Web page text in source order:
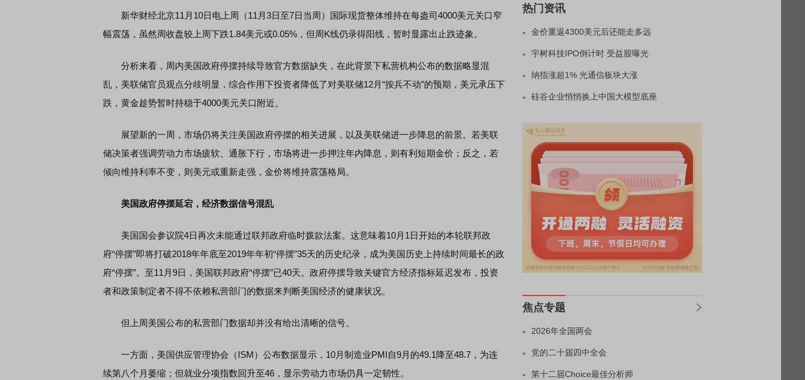
新华财经北京11月10日电上周（11月3日至7日当周）国际现货整体维持在每盎司4000美元关口窄
幅震荡，虽然周收盘较上周下跌1.84美元或0.05%，但周K线仍录得阳线，暂时显露出止跌迹象。
分析来看，周内美国政府停摆持续导致官方数据缺失，在此背景下私营机构公布的数据略显混
乱，美联储官员观点分歧明显，综合作用下投资者降低了对美联储12月“按兵不动”的预期，美元承压下
跌，黄金趁势暂时持稳于4000美元关口附近。
展望新的一周，市场仍将关注美国政府停摆的相关进展，以及美联储进一步降息的前景。若美联
储决策者强调劳动力市场疲软、通胀下行，市场将进一步押注年内降息，则有利短期金价；反之，若
倾向维持利率不变，则美元或重新走强，金价将维持震荡格局。
美国政府停摆延宕，经济数据信号混乱
美国国会参议院4日再次未能通过联邦政府临时拨款法案。这意味着10月1日开始的本轮联邦政
府“停摆”即将打破2018年年底至2019年年初“停摆”35天的历史纪录，成为美国历史上持续时间最长的政
府“停摆”。至11月9日，美国联邦政府“停摆”已40天。政府停摆导致关键官方经济指标延迟发布，投资
者和政策制定者不得不依赖私营部门的数据来判断美国经济的健康状况。
但上周美国公布的私营部门数据却并没有给出清晰的信号。
一方面，美国供应管理协会（ISM）公布数据显示，10月制造业PMI自9月的49.1降至48.7，为连
续第八个月萎缩；但就业分项指数回升至46，显示劳动力市场仍具一定韧性。
热门资讯
金价重返4300美元后还能走多远
宇树科技IPO倒计时 受益股曝光
纳指涨超1% 光通信板块大涨
硅谷企业悄悄换上中国大模型底座
焦点专题
2026年全国两会
党的二十届四中全会
第十二届Choice最佳分析师